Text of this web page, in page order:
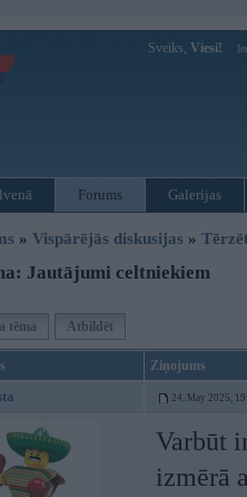
Sveiks, Viesi!
Forums Galerijas
» Vispārējās diskusijas »
Jautājumi celtniekiem
tēma Atbildēt
Ziņojums
24. May 2025,
Varbūt
izmērā